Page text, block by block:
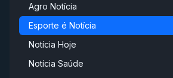
Agro Notícia
Esporte é Notícia
Notícia Hoje
Notícia Saúde